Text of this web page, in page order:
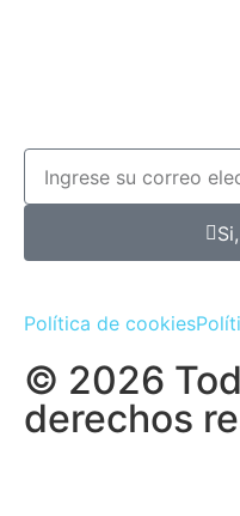
Política de cookies
© 2026
derechos